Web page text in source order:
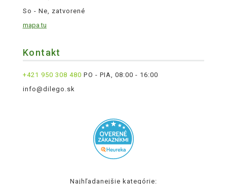
So - Ne, zatvorené
mapa tu
Kontakt
+421 950 308 480 PO - PIA, 08:00 - 16:00
info@dilego.sk
Najhľadanejšie kategórie: